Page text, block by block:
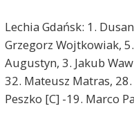
Lechia Gdańsk: 1.
Grzegorz Wojtkowiak,
Augustyn, 3. Jakub
32. Mateusz Matras,
Peszko [C] -19. Marco